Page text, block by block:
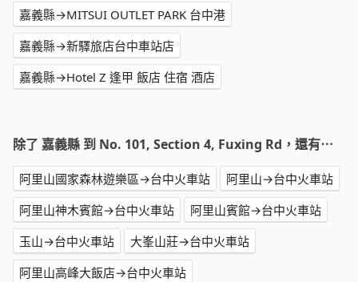
嘉義縣→MITSUI OUTLET PARK 台中港
嘉義縣→新驛旅店台中車站店
嘉義縣→Hotel Z 逢甲 飯店 住宿 酒店
除了 嘉義縣 到 No. 101, Section 4, Fuxing Rd，還有⋯
阿里山國家森林遊樂區→台中火車站
阿里山→台中火車站
阿里山神木賓館→台中火車站
阿里山賓館→台中火車站
玉山→台中火車站
大峯山莊→台中火車站
阿里山高峰大飯店→台中火車站